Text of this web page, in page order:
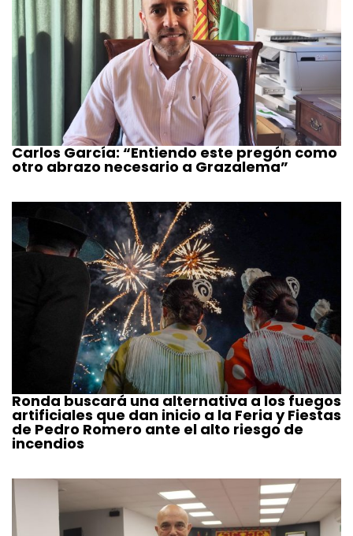
Carlos García: “Entiendo este pregón como
otro abrazo necesario a Grazalema”
Ronda buscará una alternativa a los fuegos
artificiales que dan inicio a la Feria y Fiestas
de Pedro Romero ante el alto riesgo de
incendios